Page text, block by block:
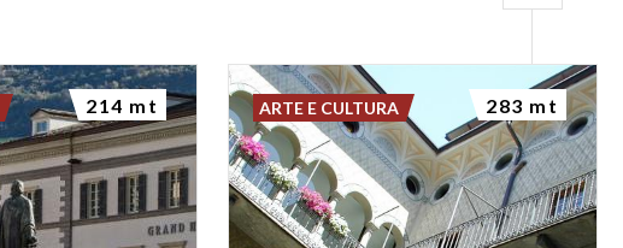
214 mt ARTE E CULTURA 283 mt